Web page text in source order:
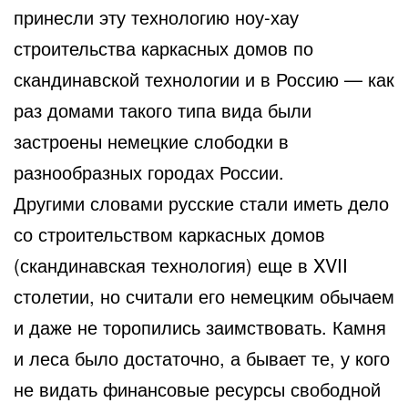
принесли эту технологию ноу-хау
строительства каркасных домов по
скандинавской технологии и в Россию — как
раз домами такого типа вида были
застроены немецкие слободки в
разнообразных городах России.
Другими словами русские стали иметь дело
со строительством каркасных домов
(скандинавская технология) еще в XVII
столетии, но считали его немецким обычаем
и даже не торопились заимствовать. Камня
и леса было достаточно, а бывает те, у кого
не видать финансовые ресурсы свободной